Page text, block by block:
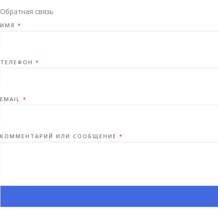
Обратная связь
ИМЯ *
ТЕЛЕФОН *
EMAIL *
КОММЕНТАРИЙ ИЛИ СООБЩЕНИЕ *